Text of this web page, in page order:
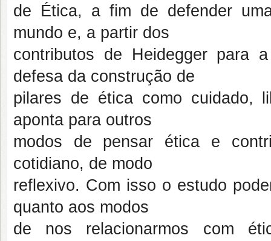
de Ética, a fim de defender
mundo e, a partir dos
contributos de Heidegger para
defesa da construção de
pilares de ética como cuidado,
aponta para outros
modos de pensar ética e
cotidiano, de modo
reflexivo. Com isso o estudo
quanto aos modos
de nos relacionarmos com